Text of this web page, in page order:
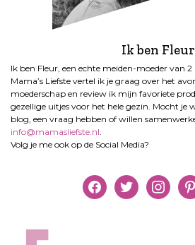
Ik ben Fleur
Ik ben Fleur, een echte meiden-moeder van 2
Mama’s Liefste vertel ik je graag over het
moederschap en review ik mijn favoriete
gezellige uitjes voor het hele gezin. Mocht je
blog, een vraag hebben of willen
info@mamasliefste.nl
Volg je me ook op de Social Media?
facebooktwitter instagram